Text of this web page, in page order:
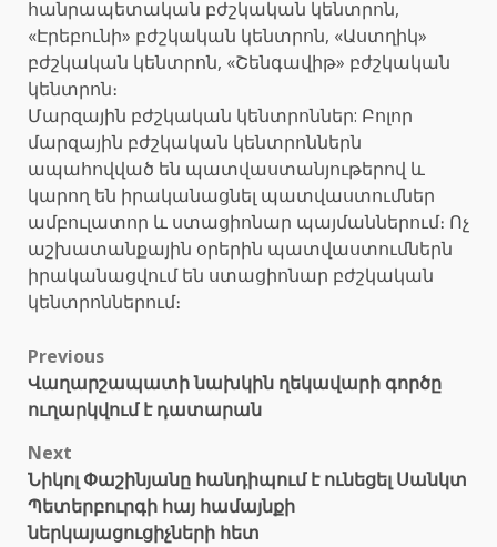
հանրապետական բժշկական կենտրոն,
«Էրեբունի» բժշկական կենտրոն, «Աստղիկ»
բժշկական կենտրոն, «Շենգավիթ» բժշկական
կենտրոն։
Մարզային բժշկական կենտրոններ: Բոլոր
մարզային բժշկական կենտրոններն
ապահովված են պատվաստանյութերով և
կարող են իրականացնել պատվաստումներ
ամբուլատոր և ստացիոնար պայմաններում։ Ոչ
աշխատանքային օրերին պատվաստումներն
իրականացվում են ստացիոնար բժշկական
կենտրոններում։
Post
navigation
Previous
Վաղարշապատի նախկին ղեկավարի գործը
ուղարկվում է դատարան
Next
Նիկոլ Փաշինյանը հանդիպում է ունեցել Սանկտ
Պետերբուրգի հայ համայնքի
ներկայացուցիչների հետ